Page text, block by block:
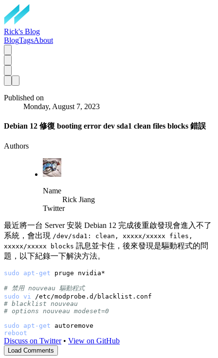
Rick's Blog
BlogTagsAbout
Published on
Monday, August 7, 2023
Debian 12 修復 booting error dev sda1 clean files blocks 錯誤
Authors
Name
Rick Jiang
Twitter
最近將一台 Server 安裝 Debian 12 完成後重啟發現會進入不了
系統，會出現 /dev/sda1: clean, xxxxx/xxxxx files,
xxxxx/xxxxx blocks 訊息並卡住，後來發現是驅動程式的問
題，以下紀錄一下解決方法。
sudo apt-get
# 禁用 nouveau 驅動程式
sudo
vi
# blacklist nouveau
# options nouveau modeset=0
sudo
apt-get
reboot
Discuss on Twitter• View on GitHub
Load Comments